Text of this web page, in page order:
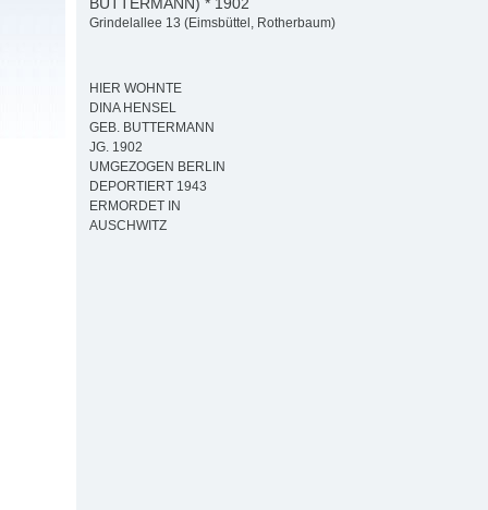
Grindelallee 13 (Eimsbüttel, Rotherbaum)
HIER WOHNTE
DINA HENSEL
GEB. BUTTERMANN
JG. 1902
UMGEZOGEN BERLIN
DEPORTIERT 1943
ERMORDET IN
AUSCHWITZ